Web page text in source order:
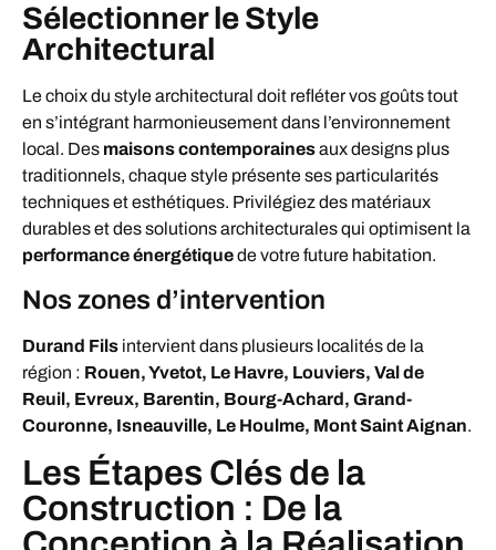
Sélectionner le Style
Architectural
Le choix du style architectural doit refléter vos goûts tout
en s’intégrant harmonieusement dans l’environnement
local. Des maisons contemporainesaux designs plus
traditionnels, chaque style présente ses particularités
techniques et esthétiques. Privilégiez des matériaux
durables et des solutions architecturales qui optimisent la
performance énergétiquede votre future habitation.
Nos zones d’intervention
Durand Fils intervient dans plusieurs localités de la
région : Rouen, Yvetot, Le Havre, Louviers, Val de
Reuil, Evreux, Barentin, Bourg-Achard, Grand-
Couronne, Isneauville, Le Houlme, Mont Saint Aignan.
Les Étapes Clés de la
Construction : De la